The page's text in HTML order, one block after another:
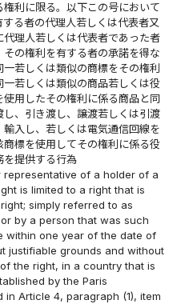
利に限る。以下この号において
る者の代理人若しくは代表者又
理人若しくは代表者であった者
の権利を有する者の承諾を得な
若しくは類似の商標をその権利
若しくは類似の商品若しくは役
用したその権利に係る商品と同
、引き渡し、譲渡若しくは引渡
入し、若しくは電気通信回線を
標を使用してその権利に係る役
を提供する行為
of a holder of a
is limited to a right that is
simply referred to as
by a person that was such
within one year of the date of
justifiable grounds and without
the right, in a country that is
by the Paris
Article 4, paragraph (1), item